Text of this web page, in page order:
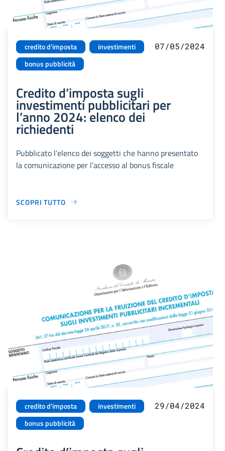
credito d'imposta
investimenti
bonus pubblicità
07/05/2024
Credito d’imposta sugli
investimenti pubblicitari per
l’anno 2024: elenco dei
richiedenti
Pubblicato l’elenco dei soggetti che hanno presentato
la comunicazione per l’accesso al bonus fiscale
SCOPRI TUTTO
credito d'imposta
investimenti
bonus pubblicità
29/04/2024